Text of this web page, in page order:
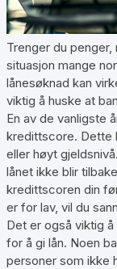
Trenger du
situasjon mange
lånesøknad kan
viktig å huske at
En av de vanligste
kredittscore. Dette
eller høyt
lånet ikke blir
kredittscoren din
er for lav, vil du
Det er også viktig
for å gi lån. Noen
personer som ikke